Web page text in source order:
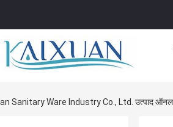
Sanitary Ware Industry Co., Ltd. उत्पाद